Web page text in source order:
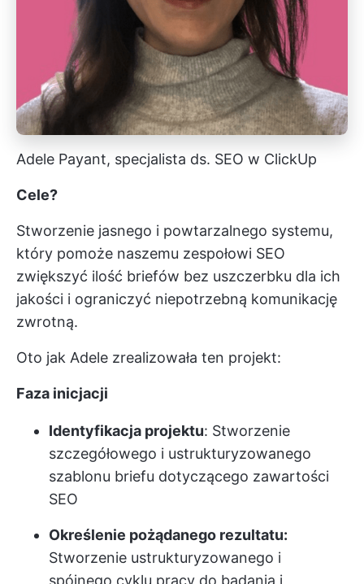
Adele Payant, specjalista ds. SEO w ClickUp
Cele?
Stworzenie jasnego i powtarzalnego systemu,
który pomoże naszemu zespołowi SEO
zwiększyć ilość briefów bez uszczerbku dla ich
jakości i ograniczyć niepotrzebną komunikację
zwrotną.
Oto jak Adele zrealizowała ten projekt:
Faza inicjacji
Identyfikacja projektu: Stworzenie
szczegółowego i ustrukturyzowanego
szablonu briefu dotyczącego zawartości
SEO
Określenie pożądanego rezultatu:
Stworzenie ustrukturyzowanego i
spójnego cyklu pracy do badania i